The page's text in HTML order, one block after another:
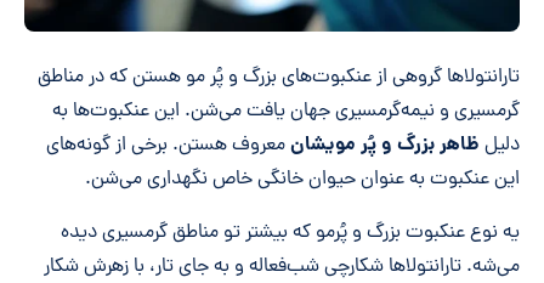
تارانتولاها گروهی از عنکبوت‌های بزرگ و پُر مو هستن که در مناطق
گرمسیری و نیمه‌گرمسیری جهان یافت می‌شن. این عنکبوت‌ها به
دلیل ظاهر بزرگ و پُر مویشانمعروف هستن. برخی از گونه‌های
این عنکبوت به عنوان حیوان خانگی خاص نگهداری می‌شن.
یه نوع عنکبوت بزرگ و پُرمو که بیشتر تو مناطق گرمسیری دیده
می‌شه. تارانتولاها شکارچی شب‌فعاله و به جای تار، با زهرش شکار